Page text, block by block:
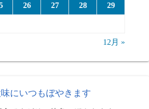
26 27 28 29
12月 »
にいつもぼやきます